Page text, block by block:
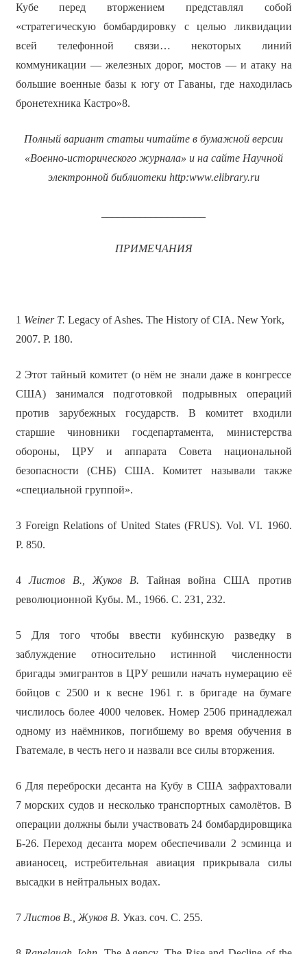
Кубе перед вторжением представлял собой
«стратегическую бомбардировку с целью ликвидации
всей телефонной связи… некоторых линий
коммуникации — железных дорог, мостов — и атаку на
большие военные базы к югу от Гаваны, где находилась
бронетехника Кастро»8.
Полный вариант статьи читайте в бумажной версии
«Военно-исторического журнала» и на сайте Научной
электронной библиотеки http:www.elibrary.ru
ПРИМЕЧАНИЯ
1 Weiner T. Legacy of Ashes. The History of CIA. New York,
2007. Р. 180.
2 Этот тайный комитет (о нём не знали даже в конгрессе
США) занимался подготовкой подрывных операций
против зарубежных государств. В комитет входили
старшие чиновники госдепартамента, министерства
обороны, ЦРУ и аппарата Совета национальной
безопасности (СНБ) США. Комитет называли также
«специальной группой».
3 Foreign Relations of United States (FRUS). Vol. VI. 1960.
P. 850.
4Листов В., Жуков В.Тайная война США против
революционной Кубы. М., 1966. С. 231, 232.
5 Для того чтобы ввести кубинскую разведку в
заблуждение относительно истинной численности
бригады эмигрантов в ЦРУ решили начать нумерацию её
бойцов с 2500 и к весне 1961 г. в бригаде на бумаге
числилось более 4000 человек. Номер 2506 принадлежал
одному из наёмников, погибшему во время обучения в
Гватемале, в честь него и назвали все силы вторжения.
6 Для переброски десанта на Кубу в США зафрахтовали
7 морских судов и несколько транспортных самолётов. В
операции должны были участвовать 24 бомбардировщика
Б-26. Переход десанта морем обеспечивали 2 эсминца и
авианосец, истребительная авиация прикрывала силы
высадки в нейтральных водах.
7Листов В., Жуков В. Указ. соч. С. 255.